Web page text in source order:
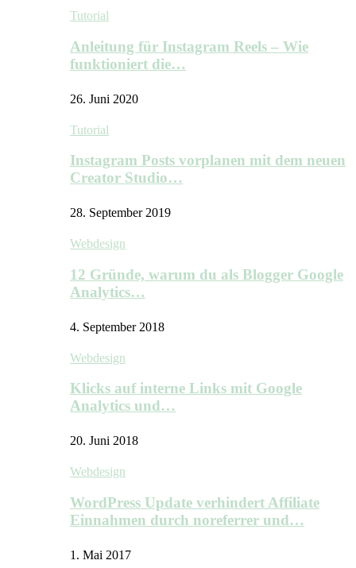
Tutorial
Anleitung für Instagram Reels – Wie
funktioniert die…
26. Juni 2020
Tutorial
Instagram Posts vorplanen mit dem neuen
Creator Studio…
28. September 2019
Webdesign
12 Gründe, warum du als Blogger Google
Analytics…
4. September 2018
Webdesign
Klicks auf interne Links mit Google
Analytics und…
20. Juni 2018
Webdesign
WordPress Update verhindert Affiliate
Einnahmen durch noreferrer und…
1. Mai 2017